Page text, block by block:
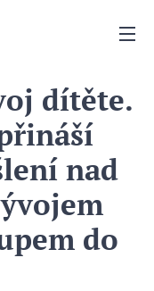
dítěte.
nad
do